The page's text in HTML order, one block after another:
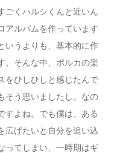
ごくハルシくんと近いん
アルバムを作っています
いうよりも、基本的に作
。そんな中、ポルカの楽
をひしひしと感じたんで
そう思いましたし。なの
すよね。でも僕は、ある
広げたいと自分を追い込
ってしまい、一時期はギ